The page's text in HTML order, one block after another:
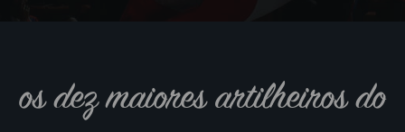
os dez maiores artilheiros do